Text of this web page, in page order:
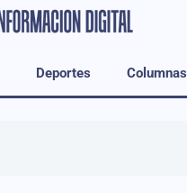
Deportes Columnas